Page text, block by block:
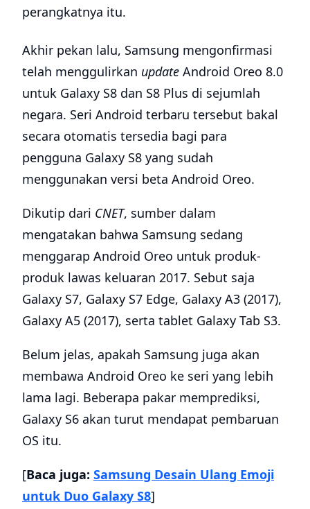
perangkatnya itu.
Akhir pekan lalu, Samsung mengonfirmasi
telah menggulirkan update Android Oreo 8.0
untuk Galaxy S8 dan S8 Plus di sejumlah
negara. Seri Android terbaru tersebut bakal
secara otomatis tersedia bagi para
pengguna Galaxy S8 yang sudah
menggunakan versi beta Android Oreo.
Dikutip dari CNET, sumber dalam
mengatakan bahwa Samsung sedang
menggarap Android Oreo untuk produk-
produk lawas keluaran 2017. Sebut saja
Galaxy S7, Galaxy S7 Edge, Galaxy A3 (2017),
Galaxy A5 (2017), serta tablet Galaxy Tab S3.
Belum jelas, apakah Samsung juga akan
membawa Android Oreo ke seri yang lebih
lama lagi. Beberapa pakar memprediksi,
Galaxy S6 akan turut mendapat pembaruan
OS itu.
[Baca juga: Samsung Desain Ulang Emoji
untuk Duo Galaxy S8]